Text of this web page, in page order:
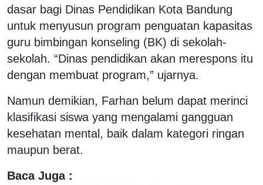
dasar bagi Dinas Pendidikan Kota Bandung
untuk menyusun program penguatan kapasitas
guru bimbingan konseling (BK) di sekolah-
sekolah. “Dinas pendidikan akan merespons itu
dengan membuat program,” ujarnya.
Namun demikian, Farhan belum dapat merinci
klasifikasi siswa yang mengalami gangguan
kesehatan mental, baik dalam kategori ringan
maupun berat.
Baca Juga :